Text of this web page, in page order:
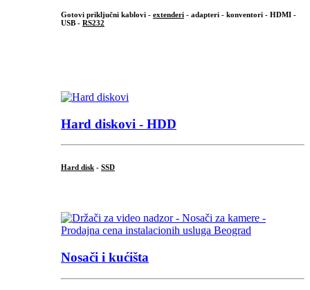
Gotovi priključni kablovi - extenderi - adapteri - konventori - HDMI -
USB - RS232
Hard diskovi - HDD
Hard disk - SSD
Nosači i kućišta